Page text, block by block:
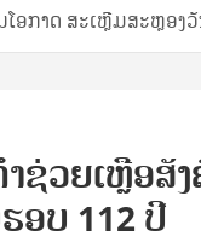
ໂອກາດ ສະເຫຼີມສະຫຼອ
ວຍເຫຼືອສັງ
ອບ 112 ປີ